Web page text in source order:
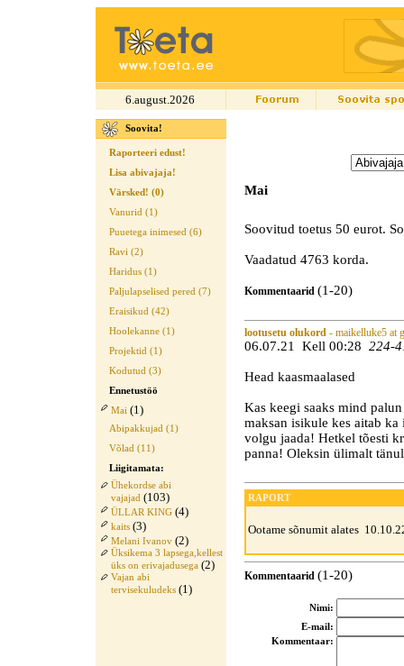
6.august.2026
Soovita!
Raporteeri edust!
Lisa abivajaja!
Värsked! (0)
Vanurid (1)
Puuetega inimesed (6)
Ravi (2)
Haridus (1)
Paljulapselised pered (7)
Eraisikud (42)
Hoolekanne (1)
Projektid (1)
Kodutud (3)
Ennetustöö
Mai (1)
Abipakkujad (1)
Võlad (11)
Liigitamata:
Ühekordse abi
vajajad (103)
ÜLLAR KING (4)
kaits (3)
Melani Ivanov (2)
Üksikema 3 lapsega,kellest
üks on erivajadusega (2)
Vajan abi
tervisekuludeks (1)
Mai
Soovitud toetus 50 eurot.
Vaadatud 4763 korda.
Kommentaarid (1-20)
lootusetu olukord - maikelluke5 at
06.07.21 Kell 00:28 224-
Head kaasmaalased
Kas keegi saaks mind
maksan isikule kes aitab ka
volgu jaada! Hetkel tõesti
panna! Oleksin ülimalt
RAPORT
Ootame sõnumit alates
Kommentaarid (1-20)
Nimi:
E-mail:
Kommentaar: